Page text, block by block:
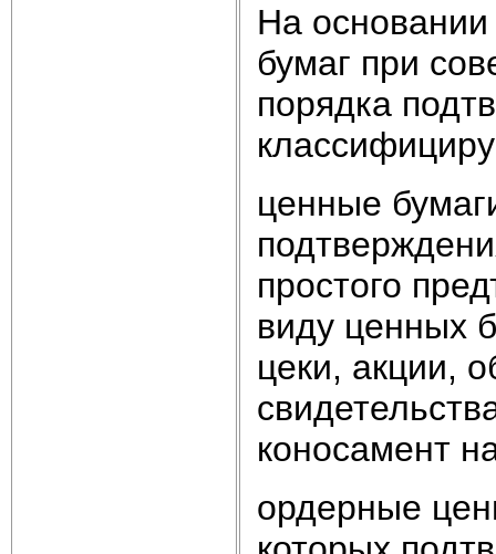
На
бумаг при
порядка
ценные
простого
виду ценных
цеки, акции,
коносамент
ордерные